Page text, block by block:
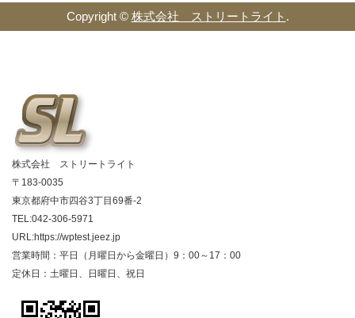
Copyright © 株式会社 ストリートライト .
株式会社 ストリートライト
〒183-0035
東京都府中市四谷3丁目69番-2
TEL:042-306-5971
URL:https://wptest.jeez.jp
営業時間：平日（月曜日から金曜日）9：00～17：00
定休日：土曜日、日曜日、祝日